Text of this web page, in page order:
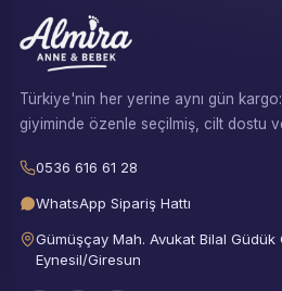
Türkiye'nin her yerine aynı gün
giyiminde özenle seçilmiş, cilt dostu
0536 616 61 28
WhatsApp Sipariş Hattı
Gümüşçay Mah. Avukat Bilal Güdük
Eynesil/Giresun